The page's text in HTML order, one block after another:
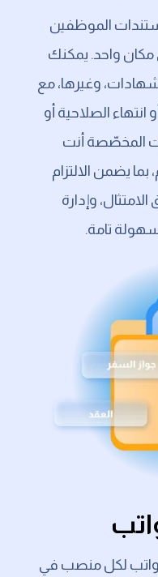
الموظفين
مكان واحد. يمكنك
وغيرها، مع
انتهاء الصلاحية أو
المخصّصة أنت
يضمن الالتزام
الامتثال، وإدارة
تامة.
لكل منصب في